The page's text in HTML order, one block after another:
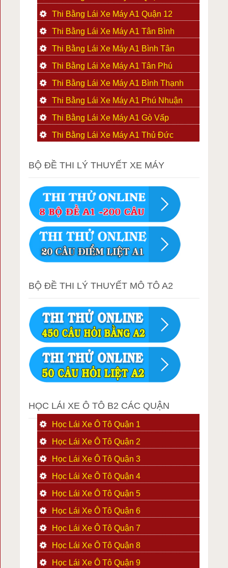
Thi Bằng Lái Xe Máy A1 Quận 12
Thi Bằng Lái Xe Máy A1 Tân Bình
Thi Bằng Lái Xe Máy A1 Bình Tân
Thi Bằng Lái Xe Máy A1 Tân Phú
Thi Bằng Lái Xe Máy A1 Bình Thạnh
Thi Bằng Lái Xe Máy A1 Phú Nhuận
Thi Bằng Lái Xe Máy A1 Gò Vấp
Thi Bằng Lái Xe Máy A1 Thủ Đức
BỘ ĐỀ THI LÝ THUYẾT XE MÁY
BỘ ĐỀ THI LÝ THUYẾT MÔ TÔ A2
HỌC LÁI XE Ô TÔ B2 CÁC QUẬN
Học Lái Xe Ô Tô Quận 1
Học Lái Xe Ô Tô Quận 2
Học Lái Xe Ô Tô Quận 3
Học Lái Xe Ô Tô Quận 4
Học Lái Xe Ô Tô Quận 5
Học Lái Xe Ô Tô Quận 6
Học Lái Xe Ô Tô Quận 7
Học Lái Xe Ô Tô Quận 8
Học Lái Xe Ô Tô Quận 9